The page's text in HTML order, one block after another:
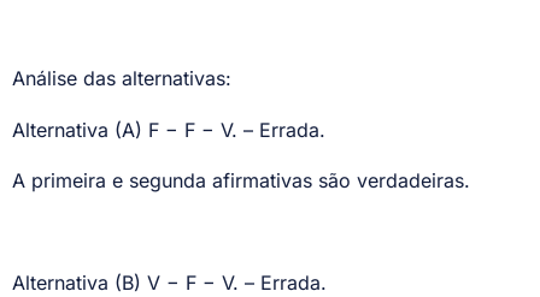
Análise das alternativas:
Alternativa (A) F − F − V. – Errada.
A primeira e segunda afirmativas são verdadeiras.
Alternativa (B) V − F − V. – Errada.